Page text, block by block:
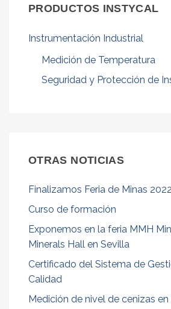
Servicios
Noticias
Noticias Instycal
Chatea con nosotros
Trabaja con nosotros
Español
PRODUCTOS INSTYCAL
Instrumentación Industrial
Medición de Temperatura
Seguridad y Protección de
OTRAS NOTICIAS
Finalizamos Feria de Minas 2022
Curso de formación
Exponemos en la feria MMH
Minerals Hall en Sevilla
Certificado del Sistema de
Calidad
Medición de nivel de cenizas